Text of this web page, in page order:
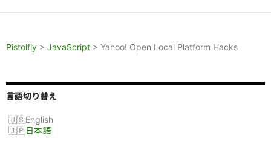
Pistolfly > JavaScript > Yahoo! Open Local Platform Hacks
言語切り替え
English
日本語